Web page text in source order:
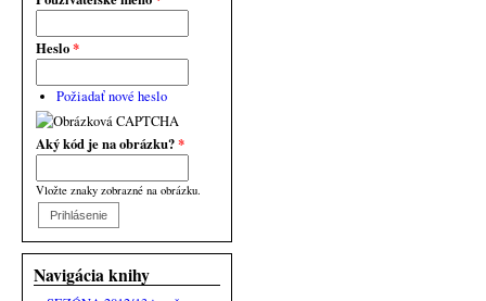
Heslo*
Požiadať nové heslo
Aký kód je na obrázku?*
Vložte znaky zobrazné na obrázku.
Navigácia knihy